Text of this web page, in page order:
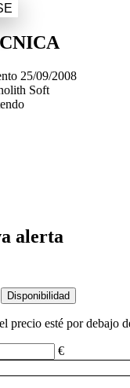
25/09/2008
Soft
alerta
Disponibilidad
precio esté por debajo
€